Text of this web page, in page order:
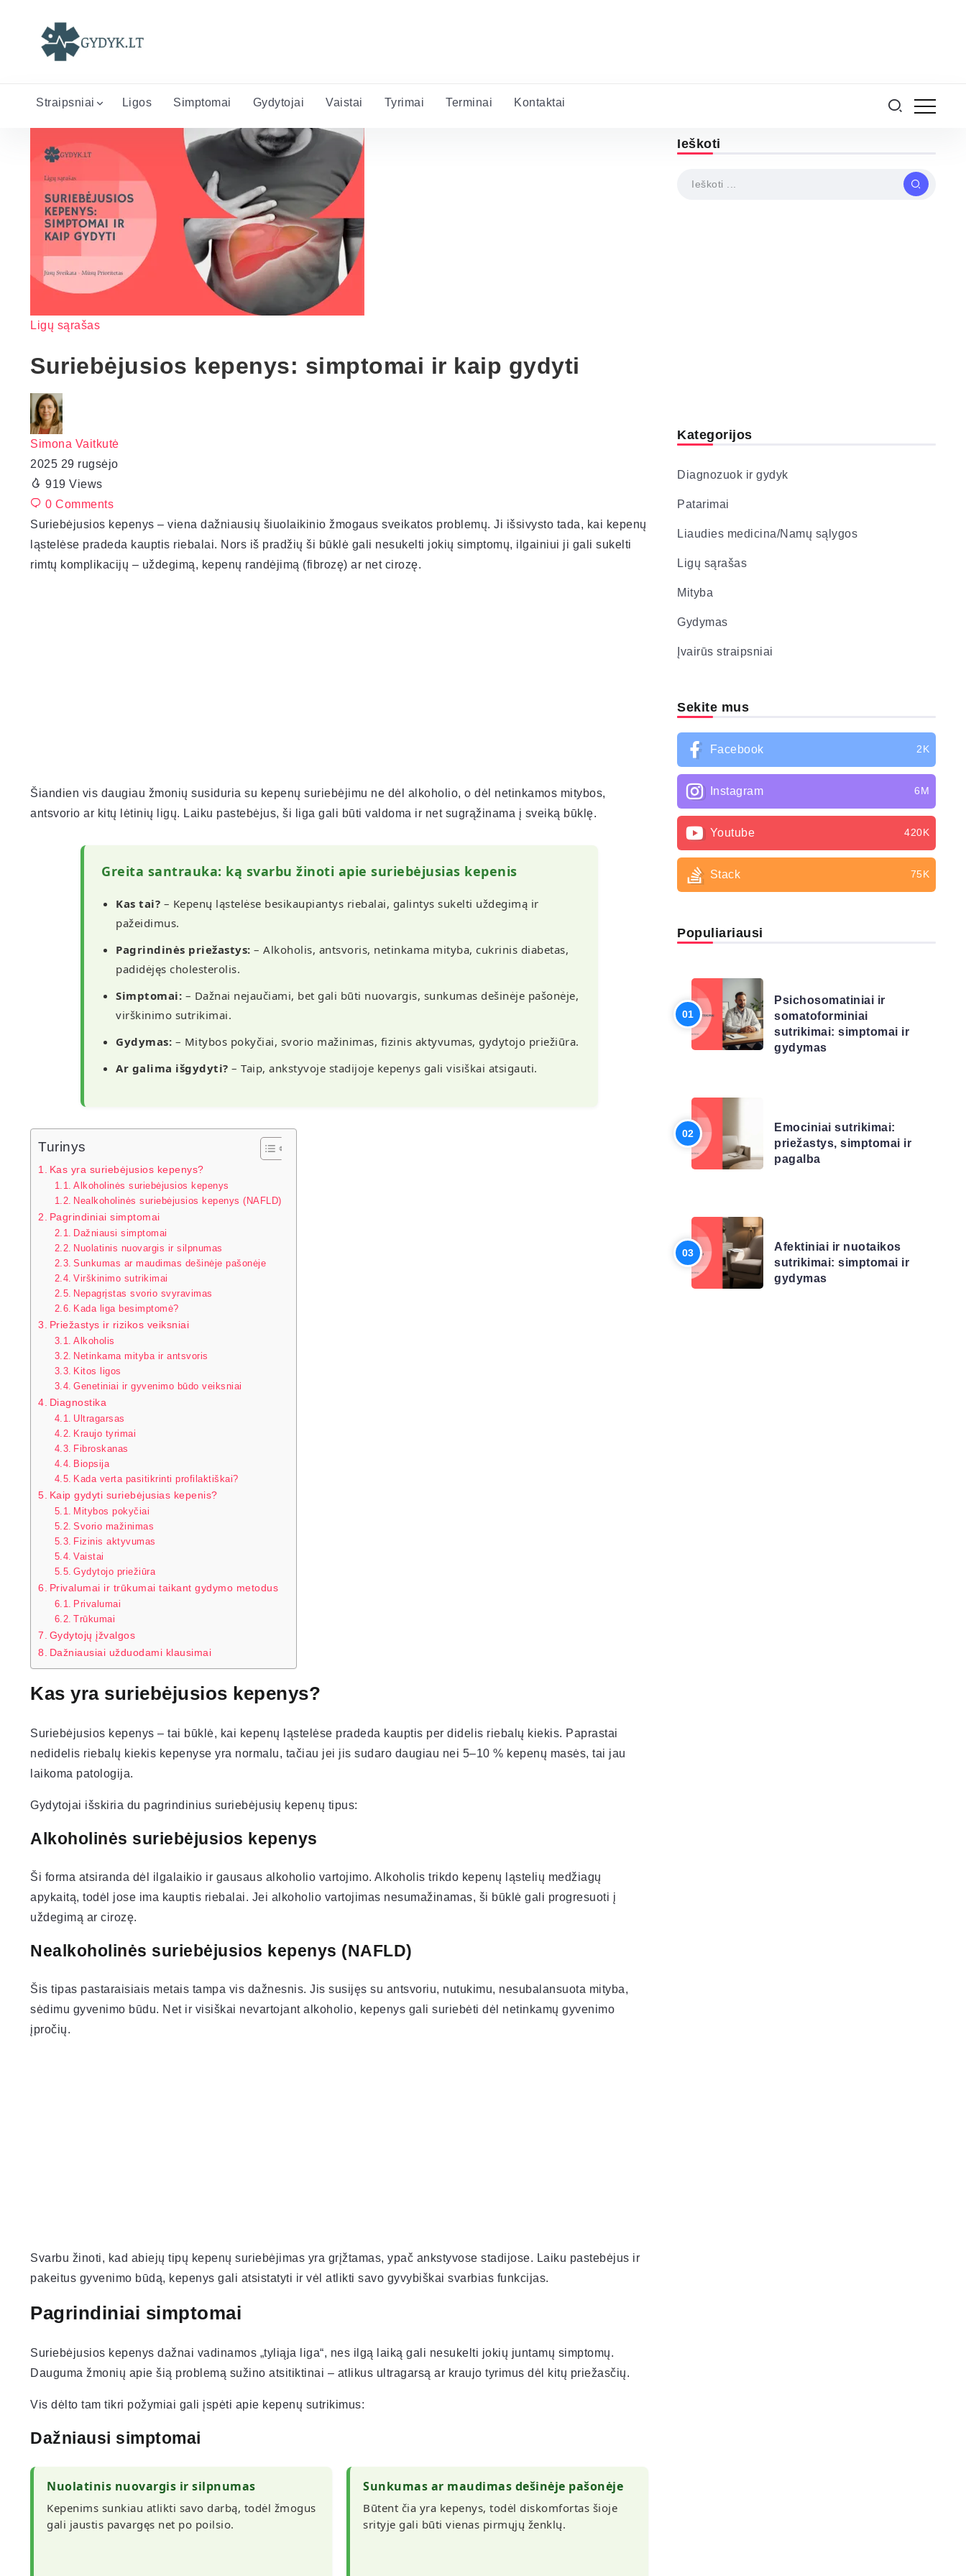
Straipsniai Ligos Simptomai Gydytojai Vaistai Tyrimai Terminai Kontaktai
Ligų sąrašas
Suriebėjusios kepenys: simptomai ir kaip gydyti
Simona Vaitkutė
2025 29 rugsėjo
919 Views
0 Comments
Suriebėjusios kepenys – viena dažniausių šiuolaikinio žmogaus sveikatos problemų. Ji išsivysto tada, kai kepenų
ląstelėse pradeda kauptis riebalai. Nors iš pradžių ši būklė gali nesukelti jokių simptomų, ilgainiui ji gali sukelti
rimtų komplikacijų – uždegimą, kepenų randėjimą (fibrozę) ar net cirozę.
Šiandien vis daugiau žmonių susiduria su kepenų suriebėjimu ne dėl alkoholio, o dėl netinkamos mitybos,
antsvorio ar kitų lėtinių ligų. Laiku pastebėjus, ši liga gali būti valdoma ir net sugrąžinama į sveiką būklę.
Greita santrauka: ką svarbu žinoti apie suriebėjusias kepenis
Kas tai? – Kepenų ląstelėse besikaupiantys riebalai, galintys sukelti uždegimą ir
pažeidimus.
Pagrindinės priežastys: – Alkoholis, antsvoris, netinkama mityba, cukrinis diabetas,
padidėjęs cholesterolis.
Simptomai: – Dažnai nejaučiami, bet gali būti nuovargis, sunkumas dešinėje pašonėje,
virškinimo sutrikimai.
Gydymas: – Mitybos pokyčiai, svorio mažinimas, fizinis aktyvumas, gydytojo priežiūra.
Ar galima išgydyti? – Taip, ankstyvoje stadijoje kepenys gali visiškai atsigauti.
Turinys
Kas yra suriebėjusios kepenys?
Alkoholinės suriebėjusios kepenys
Nealkoholinės suriebėjusios kepenys (NAFLD)
Pagrindiniai simptomai
Dažniausi simptomai
Nuolatinis nuovargis ir silpnumas
Sunkumas ar maudimas dešinėje pašonėje
Virškinimo sutrikimai
Nepagrįstas svorio svyravimas
Kada liga besimptomė?
Priežastys ir rizikos veiksniai
Alkoholis
Netinkama mityba ir antsvoris
Kitos ligos
Genetiniai ir gyvenimo būdo veiksniai
Diagnostika
Ultragarsas
Kraujo tyrimai
Fibroskanas
Biopsija
Kada verta pasitikrinti profilaktiškai?
Kaip gydyti suriebėjusias kepenis?
Mitybos pokyčiai
Svorio mažinimas
Fizinis aktyvumas
Vaistai
Gydytojo priežiūra
Privalumai ir trūkumai taikant gydymo metodus
Privalumai
Trūkumai
Gydytojų įžvalgos
Dažniausiai užduodami klausimai
Kas yra suriebėjusios kepenys?
Suriebėjusios kepenys – tai būklė, kai kepenų ląstelėse pradeda kauptis per didelis riebalų kiekis. Paprastai
nedidelis riebalų kiekis kepenyse yra normalu, tačiau jei jis sudaro daugiau nei 5–10 % kepenų masės, tai jau
laikoma patologija.
Gydytojai išskiria du pagrindinius suriebėjusių kepenų tipus:
Alkoholinės suriebėjusios kepenys
Ši forma atsiranda dėl ilgalaikio ir gausaus alkoholio vartojimo. Alkoholis trikdo kepenų ląstelių medžiagų
apykaitą, todėl jose ima kauptis riebalai. Jei alkoholio vartojimas nesumažinamas, ši būklė gali progresuoti į
uždegimą ar cirozę.
Nealkoholinės suriebėjusios kepenys (NAFLD)
Šis tipas pastaraisiais metais tampa vis dažnesnis. Jis susijęs su antsvoriu, nutukimu, nesubalansuota mityba,
sėdimu gyvenimo būdu. Net ir visiškai nevartojant alkoholio, kepenys gali suriebėti dėl netinkamų gyvenimo
įpročių.
Svarbu žinoti, kad abiejų tipų kepenų suriebėjimas yra grįžtamas, ypač ankstyvose stadijose. Laiku pastebėjus ir
pakeitus gyvenimo būdą, kepenys gali atsistatyti ir vėl atlikti savo gyvybiškai svarbias funkcijas.
Pagrindiniai simptomai
Suriebėjusios kepenys dažnai vadinamos „tyliąja liga“, nes ilgą laiką gali nesukelti jokių juntamų simptomų.
Dauguma žmonių apie šią problemą sužino atsitiktinai – atlikus ultragarsą ar kraujo tyrimus dėl kitų priežasčių.
Vis dėlto tam tikri požymiai gali įspėti apie kepenų sutrikimus:
Dažniausi simptomai
Nuolatinis nuovargis ir silpnumas
Kepenims sunkiau atlikti savo darbą, todėl žmogus
gali jaustis pavargęs net po poilsio.
Sunkumas ar maudimas dešinėje pašonėje
Būtent čia yra kepenys, todėl diskomfortas šioje
srityje gali būti vienas pirmųjų ženklų.
Ieškoti
Kategorijos
Diagnozuok ir gydyk
Patarimai
Liaudies medicina/Namų sąlygos
Ligų sąrašas
Mityba
Gydymas
Įvairūs straipsniai
Sekite mus
Facebook 2K
Instagram 6M
Youtube 420K
Stack 75K
Populiariausi
Psichosomatiniai ir
somatoforminiai
sutrikimai: simptomai ir
gydymas
Emociniai sutrikimai:
priežastys, simptomai ir
pagalba
Afektiniai ir nuotaikos
sutrikimai: simptomai ir
gydymas